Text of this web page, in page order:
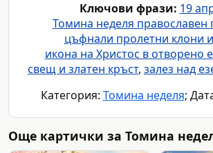
Ключови фрази: 19
Томина неделя православен
цъфнали пролетни клони
икона на Христос в отворено
свещ и златен кръст, залез над
Категория: Томина неделя;
Още картички за Томина